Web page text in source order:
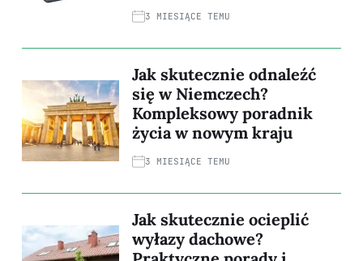
3 MIESIĄCE TEMU
Jak skutecznie odnaleźć
się w Niemczech?
Kompleksowy poradnik
życia w nowym kraju
3 MIESIĄCE TEMU
Jak skutecznie ocieplić
wyłazy dachowe?